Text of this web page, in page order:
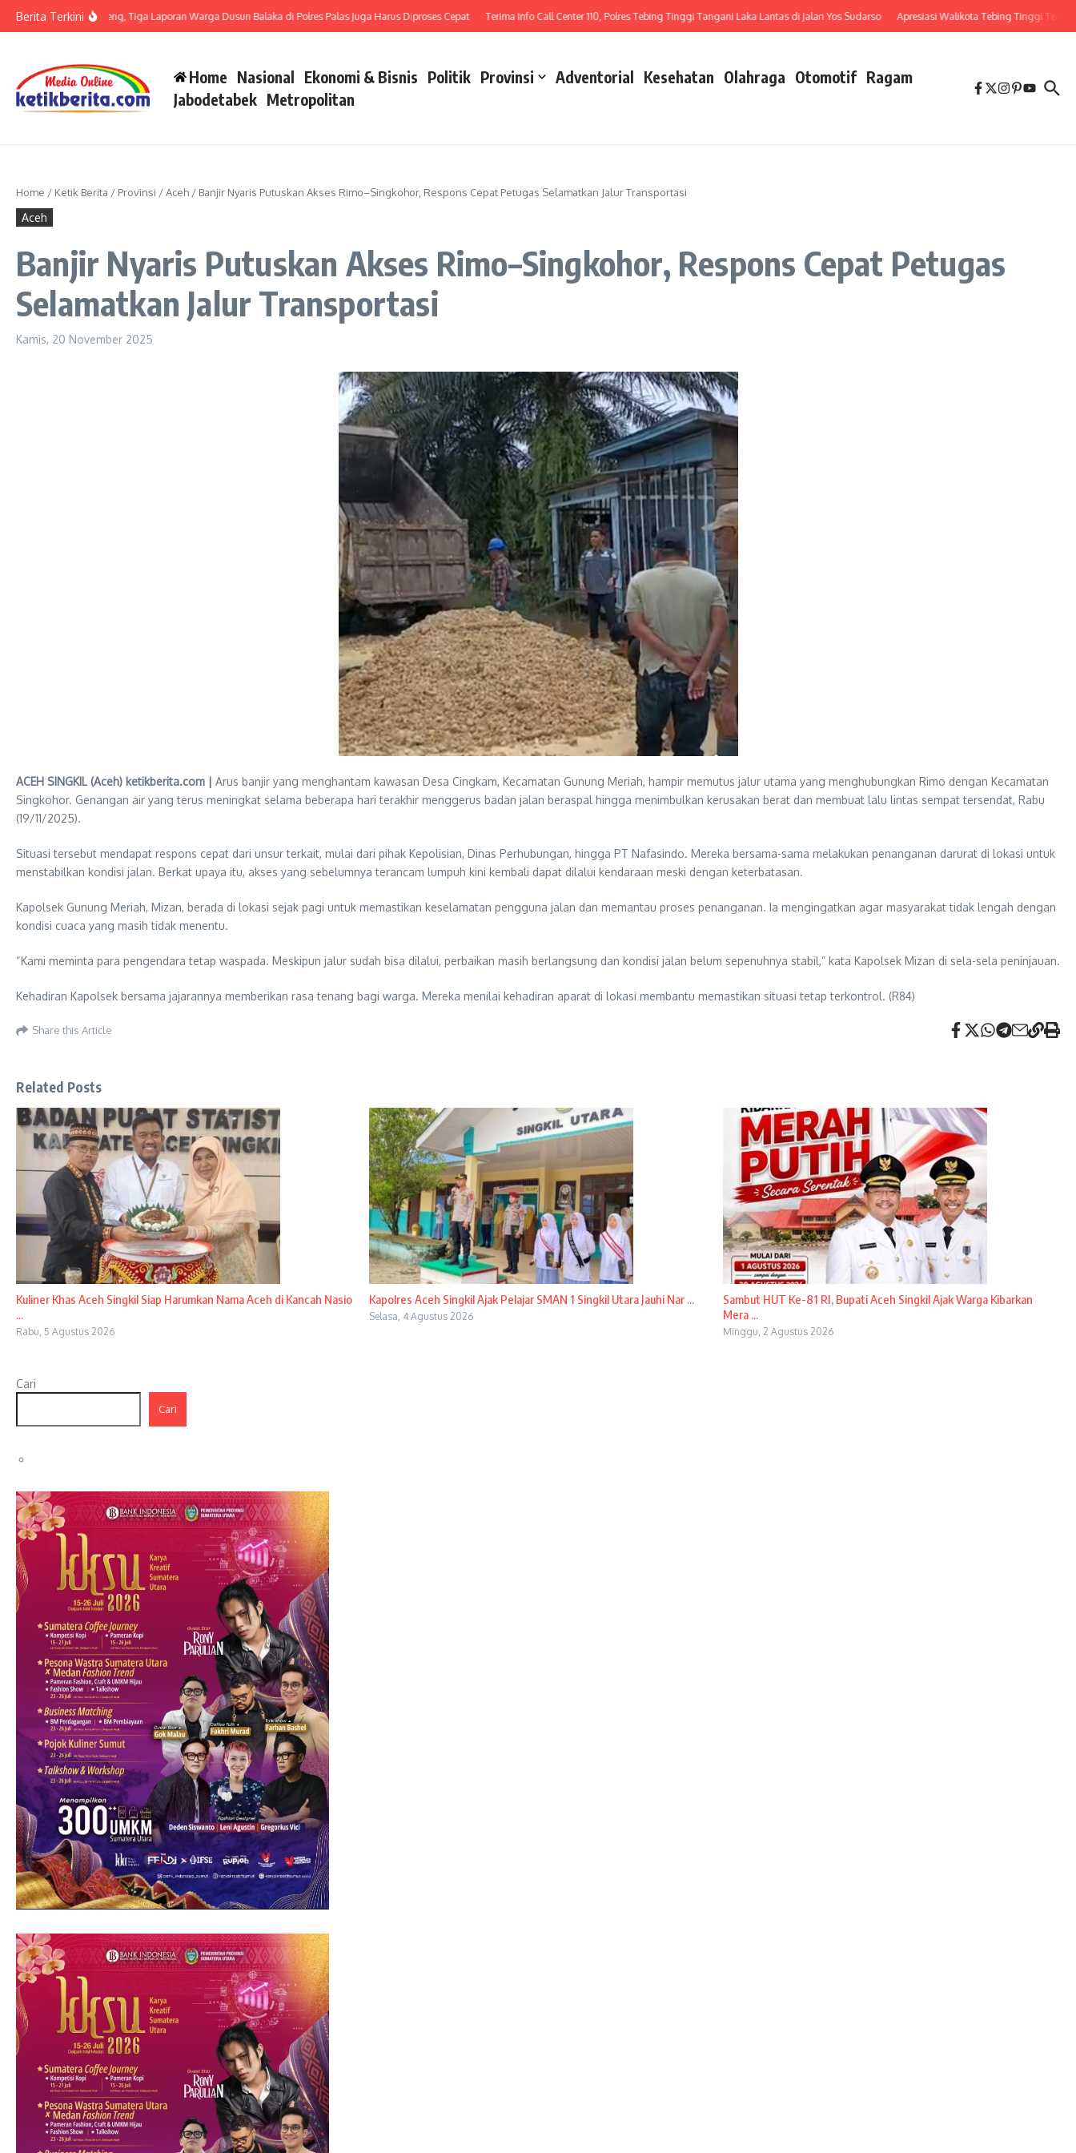
Berita Terkini
LP di Polsek Barteng, Tiga Laporan Warga Dusun Balaka di Polres Palas Juga Harus Diproses Cepat Terima Info Call Center 110, Polres Tebing Tinggi Tangani Laka Lantas di Jalan Yos Sudarso Apresiasi Walikota Tebing Tinggi Terhadap
Home Nasional Ekonomi & Bisnis Politik Provinsi Adventorial Kesehatan Olahraga Otomotif Ragam
Jabodetabek Metropolitan
Home / Ketik Berita / Provinsi /Aceh / Banjir Nyaris Putuskan Akses Rimo–Singkohor, Respons Cepat Petugas Selamatkan Jalur Transportasi
Aceh
Banjir Nyaris Putuskan Akses Rimo–Singkohor, Respons Cepat Petugas
Selamatkan Jalur Transportasi
Kamis, 20 November 2025
ACEH SINGKIL (Aceh) ketikberita.com | Arus banjir yang menghantam kawasan Desa Cingkam, Kecamatan Gunung Meriah, hampir memutus jalur utama yang menghubungkan Rimo dengan Kecamatan
Singkohor. Genangan air yang terus meningkat selama beberapa hari terakhir menggerus badan jalan beraspal hingga menimbulkan kerusakan berat dan membuat lalu lintas sempat tersendat, Rabu
(19/11/2025).
Situasi tersebut mendapat respons cepat dari unsur terkait, mulai dari pihak Kepolisian, Dinas Perhubungan, hingga PT Nafasindo. Mereka bersama-sama melakukan penanganan darurat di lokasi untuk
menstabilkan kondisi jalan. Berkat upaya itu, akses yang sebelumnya terancam lumpuh kini kembali dapat dilalui kendaraan meski dengan keterbatasan.
Kapolsek Gunung Meriah, Mizan, berada di lokasi sejak pagi untuk memastikan keselamatan pengguna jalan dan memantau proses penanganan. Ia mengingatkan agar masyarakat tidak lengah dengan
kondisi cuaca yang masih tidak menentu.
“Kami meminta para pengendara tetap waspada. Meskipun jalur sudah bisa dilalui, perbaikan masih berlangsung dan kondisi jalan belum sepenuhnya stabil,” kata Kapolsek Mizan di sela-sela peninjauan.
Kehadiran Kapolsek bersama jajarannya memberikan rasa tenang bagi warga. Mereka menilai kehadiran aparat di lokasi membantu memastikan situasi tetap terkontrol. (R84)
Share this Article
Related Posts
Kuliner Khas Aceh Singkil Siap Harumkan Nama Aceh di Kancah Nasio
...
Rabu, 5 Agustus 2026
Kapolres Aceh Singkil Ajak Pelajar SMAN 1 Singkil Utara Jauhi Nar ...
Selasa, 4 Agustus 2026
Sambut HUT Ke-81 RI, Bupati Aceh Singkil Ajak Warga Kibarkan
Mera ...
Minggu, 2 Agustus 2026
Cari
Cari